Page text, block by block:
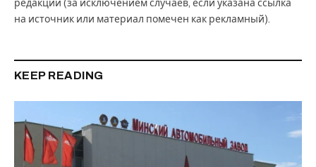
редакции (за исключением случаев, если указана ссылка
на источник или материал помечен как рекламный).
KEEP READING